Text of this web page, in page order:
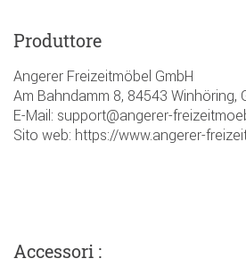
Produttore
Angerer Freizeitmöbel GmbH
Am Bahndamm 8, 84543 Winhöring,
E-Mail: support@angerer-
Sito web: https://www.angerer-
Accessori :